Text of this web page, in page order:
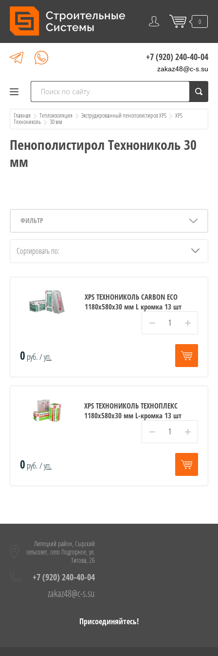
0
+7 (920) 240-40-04
zakaz48@c-s.su
Главная Теплоизоляция Экструдированный пенополистирол XPS XPS
Технониколь
  30 мм
Пенополистирол Технониколь 30
мм
ФИЛЬТР
Сортировать по:
XPS ТЕХНОНИКОЛЬ CARBON ECO
1180х580х30 мм L кромка 13 шт
− +
0 руб. /уп.
XPS ТЕХНОНИКОЛЬ ТЕХНОПЛЕКС
1180х580х30 мм L-кромка 13 шт
− +
0 руб. /уп.
Липецкий район, Сырский
сельсовет, село Подгорное, ул.
Титова, 2Б
+7 (920) 240-40-04
zakaz48@c-s.su
Присоединяйтесь!